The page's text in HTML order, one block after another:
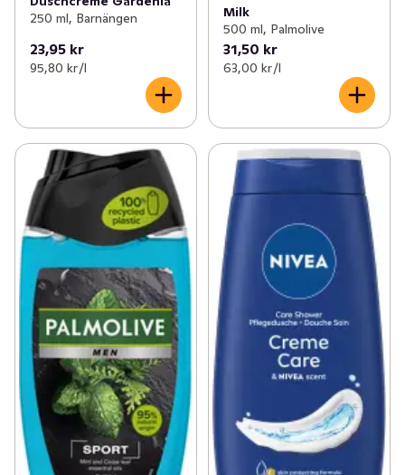
250 ml, Barnängen
23,95 kr
95,80 kr /l
Milk
500 ml, Palmolive
31,50 kr
63,00 kr /l